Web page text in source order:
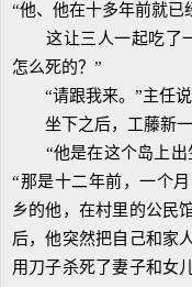
“他、他在十多年前就已
这让三人一起吃了一
怎么死的？”
“请跟我来。”主任说
坐下之后，工藤新一
“他是在这个岛上出生
“那是十二年前，一个
乡的他，在村里的公民
后，他突然把自己和家
用刀子杀死了妻子和女